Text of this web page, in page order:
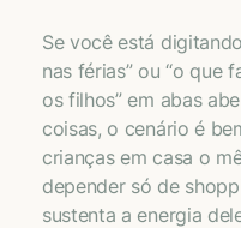
Se você está
nas férias” ou “o que
os filhos” em abas
coisas, o cenário é
crianças em casa o
depender só de
sustenta a energia